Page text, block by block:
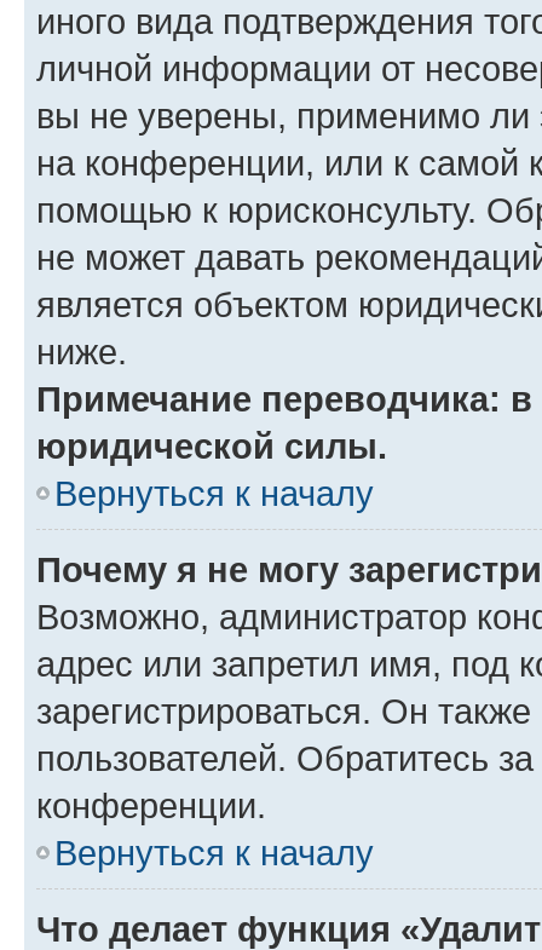
иного вида подтверждения
личной информации от
вы не уверены, применимо ли
на конференции, или к самой
помощью к юрисконсульту.
не может давать
является объектом
ниже.
Примечание переводчика:
юридической силы.
Вернуться к началу
Почему я не могу
Возможно, администратор
адрес или запретил имя, под
зарегистрироваться. Он
пользователей. Обратитесь
конференции.
Вернуться к началу
Что делает функция